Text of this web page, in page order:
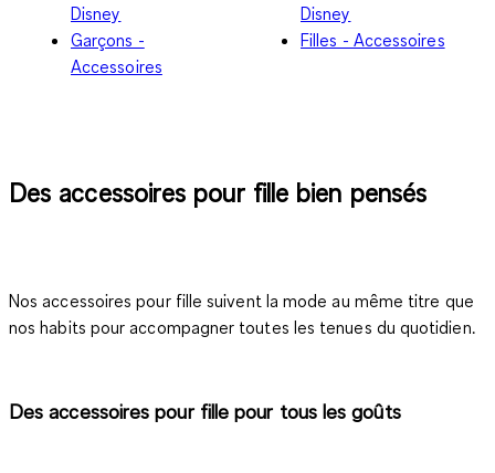
Disney
Garçons -
Accessoires
Disney
Filles - Accessoires
Des accessoires pour fille bien pensés
Nosaccessoires pour fille suivent la mode au même titre que
nos habits pour accompagner toutes les tenues du quotidien.
Des accessoires pour fille pour tous les goûts